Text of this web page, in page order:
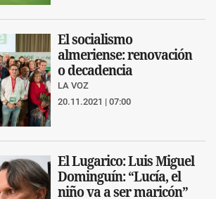
El socialismo
almeriense: renovación
o decadencia
LA VOZ
20.11.2021 | 07:00
El Lugarico: Luis Miguel
Dominguín: “Lucía, el
niño va a ser maricón”